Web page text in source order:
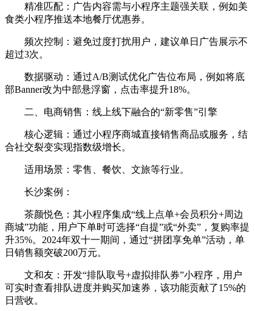
精准匹配：广告内容需与小程序主题强关联，例如美
食类小程序推送本地餐厅优惠券。
频次控制：避免过度打扰用户，建议单日广告展示不
超过3次。
数据驱动：通过A/B测试优化广告位布局，例如将底
部Banner改为中部悬浮窗，点击率提升18%。
二、电商销售：线上线下融合的“新零售”引擎
核心逻辑：通过小程序商城直接销售商品或服务，结
合社交裂变实现指数级增长。
适用场景：零售、餐饮、文旅等行业。
长沙案例：
茶颜悦色：其小程序集成“线上点单+会员积分+周边
商城”功能，用户下单时可选择“自提”或“外卖”，复购率提
升35%。2024年双十一期间，通过“拼团享免单”活动，单
日销售额突破200万元。
文和友：开发“排队取号+虚拟排队券”小程序，用户
可实时查看排队进度并购买加速券，该功能贡献了15%的
日营收。